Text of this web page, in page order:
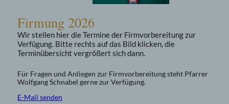
Firmung 2026
Wir stellen hier die Termine der Firmvorbereitung zur
Verfügung. Bitte rechts auf das Bild klicken, die
Terminübersicht vergrößert sich dann.
Für Fragen und Anliegen zur Firmvorbereitung steht Pfarrer
Wolfgang Schnabel gerne zur Verfügung.
E-Mail senden